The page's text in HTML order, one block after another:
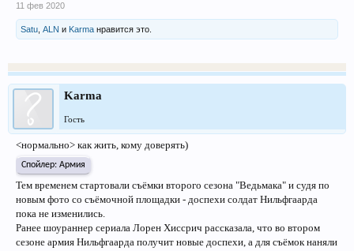
11 фев 2020
Satu ALN и Karma нравится это.
Karma
Гость
<нормально> как жить, кому доверять)
Спойлер: Армия
Тем временем стартовали съёмки второго сезона "Ведьмака" и судя по
новым фото со съёмочной площадки - доспехи солдат Нильфгаарда
пока не изменились.
Ранее шоураннер сериала Лорен Хиссрич рассказала, что во втором
сезоне армия Нильфгаарда получит новые доспехи, а для съёмок наняли